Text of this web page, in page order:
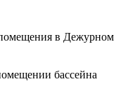
в Дежурном
бассейна